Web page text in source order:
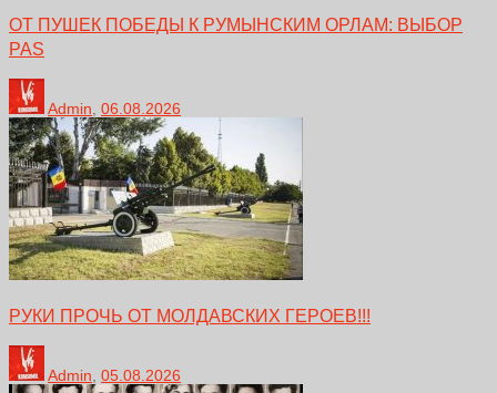
ОТ ПУШЕК ПОБЕДЫ К РУМЫНСКИМ ОРЛАМ: ВЫБОР
PAS
Admin, 06.08.2026
РУКИ ПРОЧЬ ОТ МОЛДАВСКИХ ГЕРОЕВ!!!
Admin 05.08.2026